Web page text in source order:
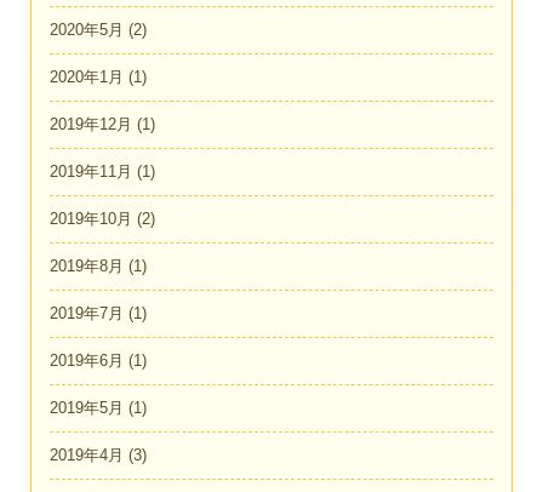
2020年5月 (2)
2020年1月 (1)
2019年12月 (1)
2019年11月 (1)
2019年10月 (2)
2019年8月 (1)
2019年7月 (1)
2019年6月 (1)
2019年5月 (1)
2019年4月 (3)